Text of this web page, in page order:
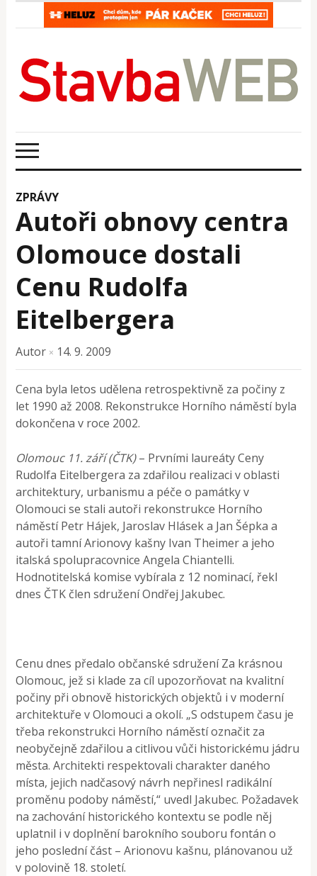
ZPRÁVY
Autoři obnovy centra
Olomouce dostali
Cenu Rudolfa
Eitelbergera
Autor × 14. 9. 2009
Cena byla letos udělena retrospektivně za počiny z
let 1990 až 2008. Rekonstrukce Horního náměstí byla
dokončena v roce 2002.
Olomouc 11. září (ČTK)– Prvními laureáty Ceny
Rudolfa Eitelbergera za zdařilou realizaci v oblasti
architektury, urbanismu a péče o památky v
Olomouci se stali autoři rekonstrukce Horního
náměstí Petr Hájek, Jaroslav Hlásek a Jan Šépka a
autoři tamní Arionovy kašny Ivan Theimer a jeho
italská spolupracovnice Angela Chiantelli.
Hodnotitelská komise vybírala z 12 nominací, řekl
dnes ČTK člen sdružení Ondřej Jakubec.
Cenu dnes předalo občanské sdružení Za krásnou
Olomouc, jež si klade za cíl upozorňovat na kvalitní
počiny při obnově historických objektů i v moderní
architektuře v Olomouci a okolí. „S odstupem času je
třeba rekonstrukci Horního náměstí označit za
neobyčejně zdařilou a citlivou vůči historickému jádru
města. Architekti respektovali charakter daného
místa, jejich nadčasový návrh nepřinesl radikální
proměnu podoby náměstí,“ uvedl Jakubec. Požadavek
na zachování historického kontextu se podle něj
uplatnil i v doplnění barokního souboru fontán o
jeho poslední část – Arionovu kašnu, plánovanou už
v polovině 18. století.